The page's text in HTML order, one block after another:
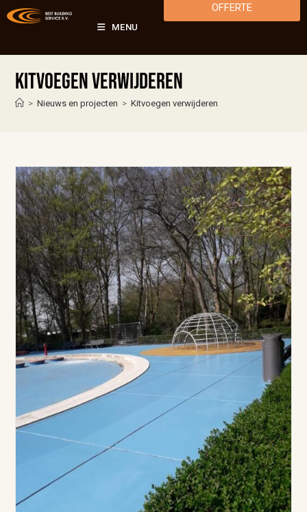
MENU
OFFERTE
Kitvoegen verwijderen
> Nieuws en projecten > Kitvoegen verwijderen